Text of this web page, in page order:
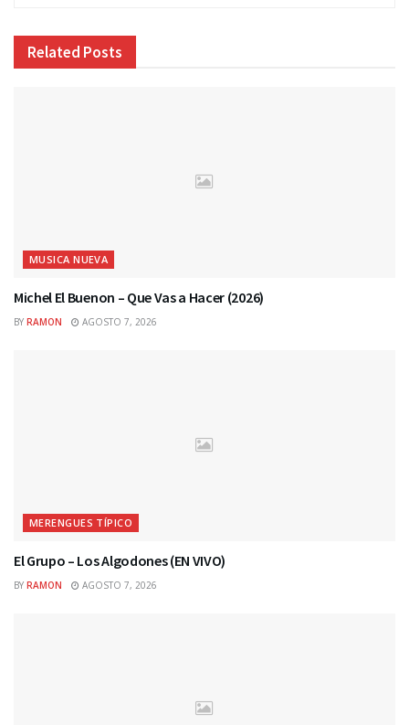
Related Posts
MUSICA NUEVA
Michel El Buenon – Que Vas a Hacer (2026)
BY RAMON AGOSTO 7, 2026
MERENGUES TÍPICO
El Grupo – Los Algodones (EN VIVO)
BY RAMON AGOSTO 7, 2026